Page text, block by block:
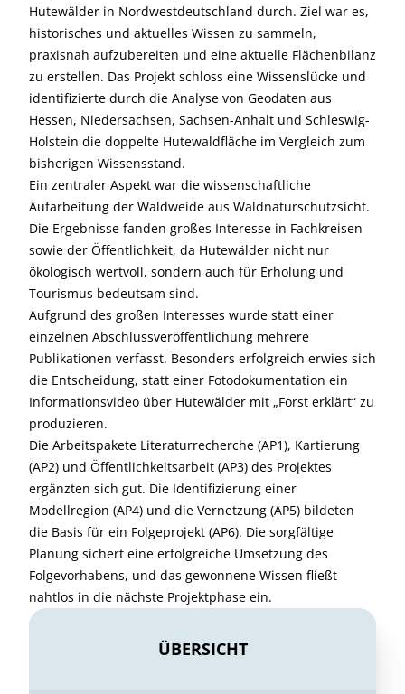
Hutewälder in Nordwestdeutschland durch. Ziel war es,
historisches und aktuelles Wissen zu sammeln,
praxisnah aufzubereiten und eine aktuelle Flächenbilanz
zu erstellen. Das Projekt schloss eine Wissenslücke und
identifizierte durch die Analyse von Geodaten aus
Hessen, Niedersachsen, Sachsen-Anhalt und Schleswig-
Holstein die doppelte Hutewaldfläche im Vergleich zum
bisherigen Wissensstand.
Ein zentraler Aspekt war die wissenschaftliche
Aufarbeitung der Waldweide aus Waldnaturschutzsicht.
Die Ergebnisse fanden großes Interesse in Fachkreisen
sowie der Öffentlichkeit, da Hutewälder nicht nur
ökologisch wertvoll, sondern auch für Erholung und
Tourismus bedeutsam sind.
Aufgrund des großen Interesses wurde statt einer
einzelnen Abschlussveröffentlichung mehrere
Publikationen verfasst. Besonders erfolgreich erwies sich
die Entscheidung, statt einer Fotodokumentation ein
Informationsvideo über Hutewälder mit „Forst erklärt“ zu
produzieren.
Die Arbeitspakete Literaturrecherche (AP1), Kartierung
(AP2) und Öffentlichkeitsarbeit (AP3) des Projektes
ergänzten sich gut. Die Identifizierung einer
Modellregion (AP4) und die Vernetzung (AP5) bildeten
die Basis für ein Folgeprojekt (AP6). Die sorgfältige
Planung sichert eine erfolgreiche Umsetzung des
Folgevorhabens, und das gewonnene Wissen fließt
nahtlos in die nächste Projektphase ein.
ÜBERSICHT